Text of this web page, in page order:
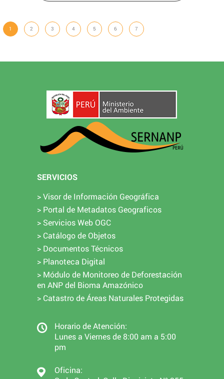
1 2 3 4 5 6 7
SERVICIOS
> Visor de Información Geográfica
> Portal de Metadatos Geograficos
> Servicios Web OGC
> Catálogo de Objetos
> Documentos Técnicos
> Planoteca Digital
> Módulo de Monitoreo de Deforestación
en ANP del Bioma Amazónico
> Catastro de Áreas Naturales Protegidas
Horario de Atención:
Lunes a Viernes de 8:00 am a 5:00
pm
Oficina: